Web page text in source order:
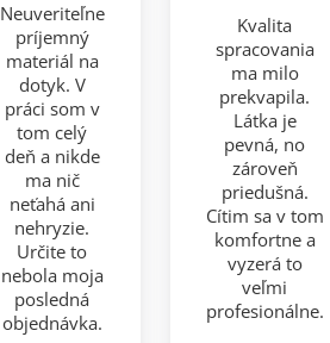
Neuveriteľne
príjemný
materiál na
dotyk. V
práci som v
tom celý
deň a nikde
ma nič
neťahá ani
nehryzie.
Určite to
nebola moja
posledná
objednávka.
Kvalita
spracovania
ma milo
prekvapila.
Látka je
pevná, no
zároveň
priedušná.
Cítim sa v tom
komfortne a
vyzerá to
veľmi
profesionálne.